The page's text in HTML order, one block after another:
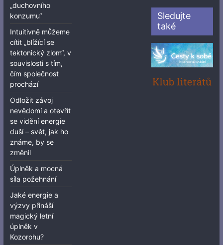
„duchovního
konzumu“
Intuitivně můžeme
cítit „blížící se
tektonický zlom“, v
souvislosti s tím,
čím společnost
prochází
Odložit závoj
nevědomí a otevřít
se vidění energie
duší – svět, jak ho
známe, by se
změnil
Úplněk a mocná
síla požehnání
Jaké energie a
výzvy přináší
magický letní
úplněk v
Kozorohu?
Sledujte
také